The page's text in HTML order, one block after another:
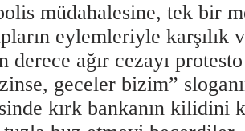
müdahalesine, tek bir
eylemleriyle karşılık
derece ağır cezayı
geceler bizim”
kırk bankanın kilidini